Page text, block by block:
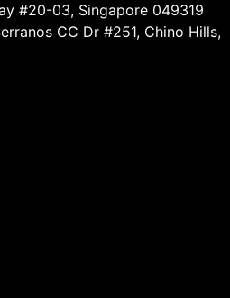
#20-03, Singapore 049319
CC Dr #251, Chino Hills,